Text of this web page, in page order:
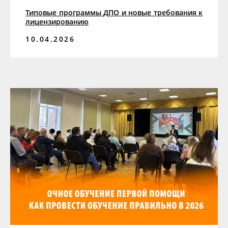
Типовые программы ДПО и новые требования к
лицензированию
10.04.2026